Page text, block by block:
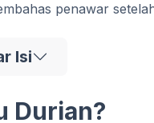
penawar
Isi
Durian?